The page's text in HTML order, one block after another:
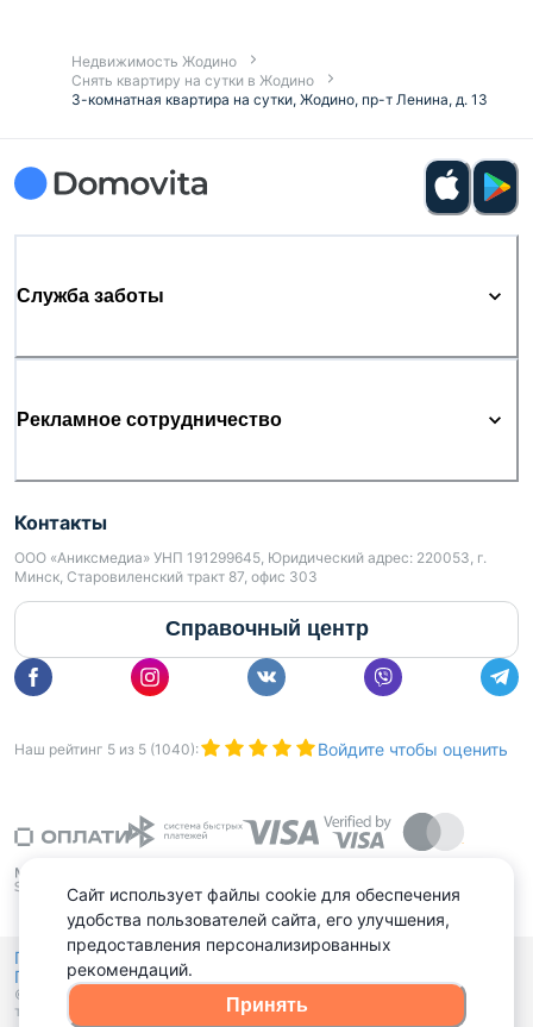
Недвижимость Жодино
Снять квартиру на сутки в Жодино
3-комнатная квартира на сутки, Жодино, пр-т Ленина, д. 13
Служба заботы
Рекламное сотрудничество
Контакты
ООО «Аниксмедиа» УНП 191299645, Юридический адрес: 220053, г.
Минск, Старовиленский тракт 87, офис 303
Справочный центр
Наш рейтинг 5 из 5 (1040): Войдите чтобы оценить
Политика конфиденциальности,
Политика обработки файлов куки
© 2015 - 2026, Domovita.by. Копирование материалов допускается
только при наличии активной ссылки.
Сайт использует файлы cookie для обеспечения
удобства пользователей сайта, его улучшения,
предоставления персонализированных
рекомендаций.
Принять